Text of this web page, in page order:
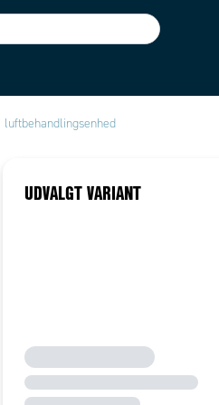
UDVALGT VARIANT